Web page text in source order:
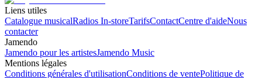
Liens utiles
Catalogue musicalRadios In-storeTarifsContactCentre d'aideNous
contacter
Jamendo
Jamendo pour les artistesJamendo Music
Mentions légales
Conditions générales d'utilisationConditions de ventePolitique de